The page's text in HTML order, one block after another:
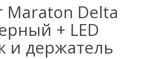
Maraton Delta
+ LED
и держатель